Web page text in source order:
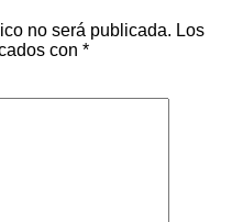
no será publicada. Los
con *